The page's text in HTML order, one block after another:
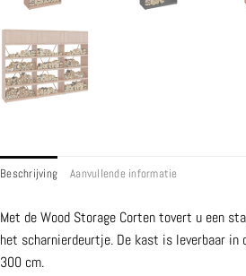
Beschrijving Aanvullende informatie
Met de Wood Storage Corten tovert u een
het scharnierdeurtje. De kast is leverbaar
300 cm.